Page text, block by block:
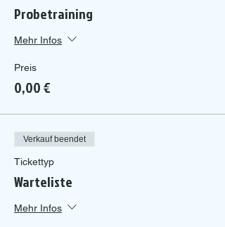
Probetraining
Mehr Infos
Preis
0,00 €
Verkauf beendet
Tickettyp
Warteliste
Mehr Infos